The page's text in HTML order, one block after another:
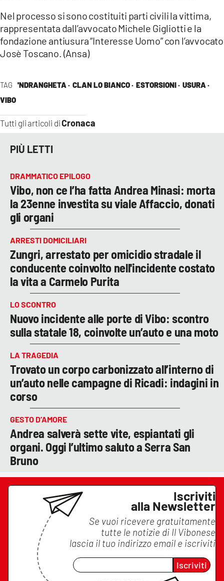
TAG 'NDRANGHETA · CLAN LO BIANCO · ESTORSIONI · USURA ·
VIBO
Tutti gli articoli diCronaca
Nel processo si sono costituiti parti civili la vittima,
rappresentata dall’avvocato Michele Gigliotti e la
fondazione antiusura “Interesse Uomo” con l’avvocato
Josè Toscano. (Ansa)
PIÙ LETTI
DRAMMATICO EPILOGO
Vibo, non ce l’ha fatta Andrea Minasi: morta
la 23enne investita su viale Affaccio, donati
gli organi
ARRESTI DOMICILIARI
Zungri, arrestato per omicidio stradale il
conducente coinvolto nell'incidente costato
la vita a Carmelo Purita
LO SCONTRO
Nuovo incidente alle porte di Vibo: scontro
sulla statale 18, coinvolte un’auto e una moto
LA TRAGEDIA
Trovato un corpo carbonizzato all’interno di
un’auto nelle campagne di Ricadi: indagini in
corso
GESTO D’AMORE
Andrea salverà sette vite, espiantati gli
organi. Oggi l’ultimo saluto a Serra San
Bruno
Iscriviti
alla Newsletter
Se vuoi ricevere gratuitamente
tutte le notizie di Il Vibonese
lascia il tuo indirizzo email e iscriviti
Iscriviti